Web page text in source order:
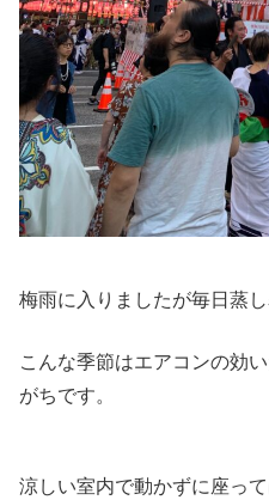
梅雨に入りましたが毎日蒸し
こんな季節はエアコンの効
がちです。
涼しい室内で動かずに座っ